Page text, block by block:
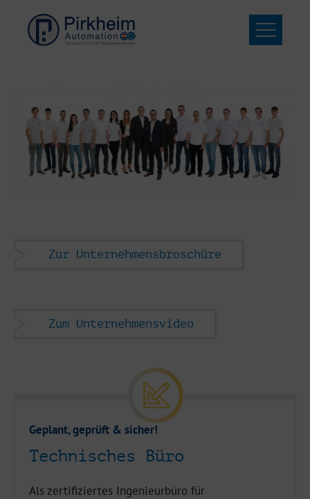
Zur Unternehmensbroschüre
Zum Unternehmensvideo
Geplant, geprüft & sicher!
Technisches Büro
Als zertifiziertes Ingenieurbüro für